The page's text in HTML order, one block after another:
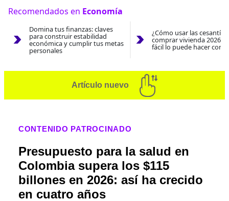
Recomendados en Economía
Domina tus finanzas: claves
para construir estabilidad
económica y cumplir tus metas
personales
¿Cómo usar las
comprar vivienda 2026?
fácil lo puede hacer con
Artículo nuevo
CONTENIDO PATROCINADO
Presupuesto para la salud en
Colombia supera los $115
billones en 2026: así ha crecido
en cuatro años